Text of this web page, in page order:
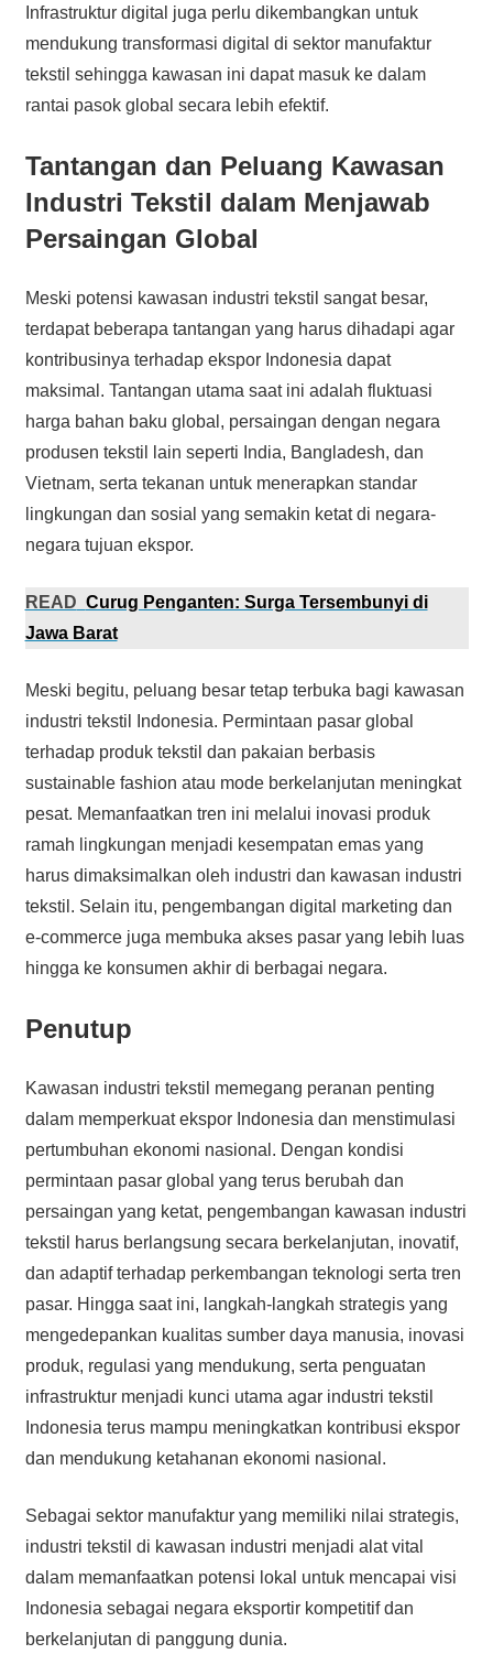
Infrastruktur digital juga perlu dikembangkan untuk
mendukung transformasi digital di sektor manufaktur
tekstil sehingga kawasan ini dapat masuk ke dalam
rantai pasok global secara lebih efektif.
Tantangan dan Peluang Kawasan
Industri Tekstil dalam Menjawab
Persaingan Global
Meski potensi kawasan industri tekstil sangat besar,
terdapat beberapa tantangan yang harus dihadapi agar
kontribusinya terhadap ekspor Indonesia dapat
maksimal. Tantangan utama saat ini adalah fluktuasi
harga bahan baku global, persaingan dengan negara
produsen tekstil lain seperti India, Bangladesh, dan
Vietnam, serta tekanan untuk menerapkan standar
lingkungan dan sosial yang semakin ketat di negara-
negara tujuan ekspor.
READ Curug Penganten: Surga Tersembunyi di
Jawa Barat
Meski begitu, peluang besar tetap terbuka bagi kawasan
industri tekstil Indonesia. Permintaan pasar global
terhadap produk tekstil dan pakaian berbasis
sustainable fashion atau mode berkelanjutan meningkat
pesat. Memanfaatkan tren ini melalui inovasi produk
ramah lingkungan menjadi kesempatan emas yang
harus dimaksimalkan oleh industri dan kawasan industri
tekstil. Selain itu, pengembangan digital marketing dan
e-commerce juga membuka akses pasar yang lebih luas
hingga ke konsumen akhir di berbagai negara.
Penutup
Kawasan industri tekstil memegang peranan penting
dalam memperkuat ekspor Indonesia dan menstimulasi
pertumbuhan ekonomi nasional. Dengan kondisi
permintaan pasar global yang terus berubah dan
persaingan yang ketat, pengembangan kawasan industri
tekstil harus berlangsung secara berkelanjutan, inovatif,
dan adaptif terhadap perkembangan teknologi serta tren
pasar. Hingga saat ini, langkah-langkah strategis yang
mengedepankan kualitas sumber daya manusia, inovasi
produk, regulasi yang mendukung, serta penguatan
infrastruktur menjadi kunci utama agar industri tekstil
Indonesia terus mampu meningkatkan kontribusi ekspor
dan mendukung ketahanan ekonomi nasional.
Sebagai sektor manufaktur yang memiliki nilai strategis,
industri tekstil di kawasan industri menjadi alat vital
dalam memanfaatkan potensi lokal untuk mencapai visi
Indonesia sebagai negara eksportir kompetitif dan
berkelanjutan di panggung dunia.